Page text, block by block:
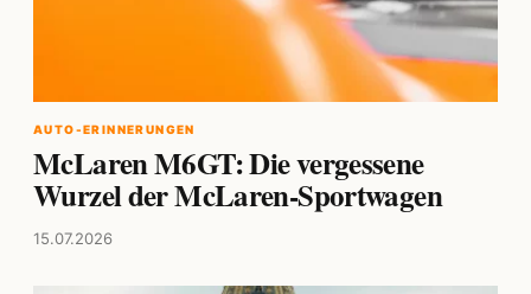
AUTO-ERINNERUNGEN
McLaren M6GT: Die vergessene
Wurzel der McLaren-Sportwagen
15.07.2026